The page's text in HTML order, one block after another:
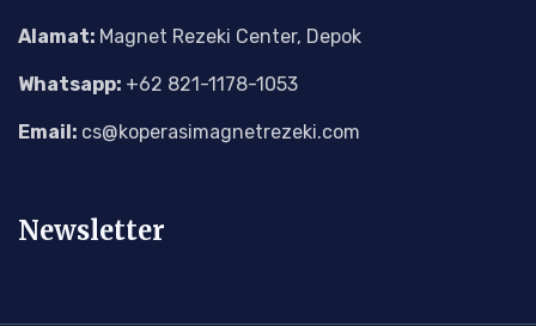
Alamat: Magnet Rezeki Center, Depok
Whatsapp: +62 821-1178-1053
Email: cs@koperasimagnetrezeki.com
Newsletter